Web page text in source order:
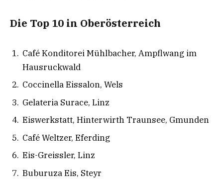
Die Top 10 in Oberösterreich
Café Konditorei Mühlbacher, Ampflwang im
Hausruckwald
Coccinella Eissalon, Wels
Gelateria Surace, Linz
Eiswerkstatt, Hinterwirth Traunsee, Gmunden
Café Weltzer, Eferding
Eis-Greissler, Linz
Buburuza Eis, Steyr